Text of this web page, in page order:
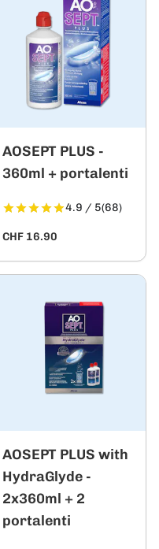
AOSEPT PLUS -
360ml + portalenti
4.9 / 5(68)
CHF 16.90
AOSEPT PLUS with
HydraGlyde -
2x360ml + 2
portalenti